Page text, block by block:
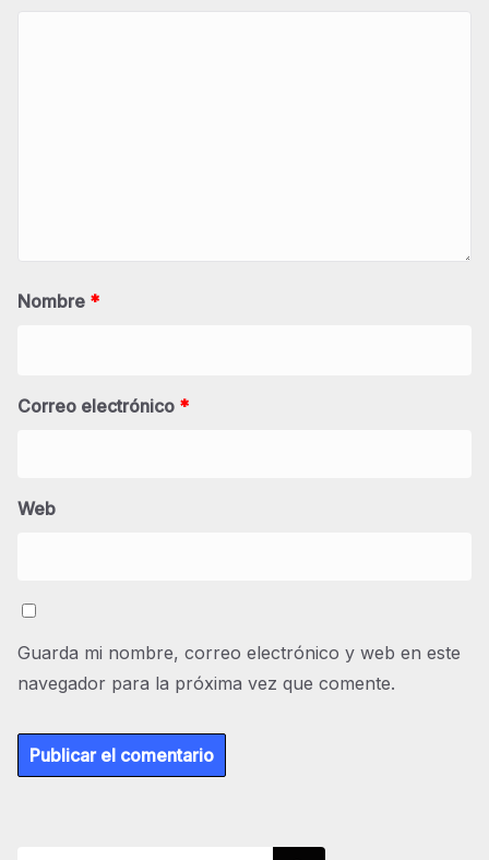
Nombre *
Correo electrónico *
Web
Guarda mi nombre, correo electrónico y web en este
navegador para la próxima vez que comente.